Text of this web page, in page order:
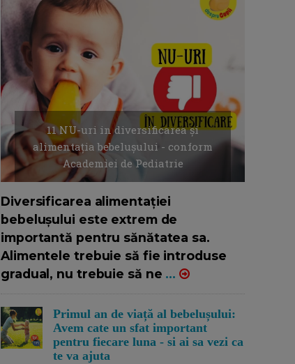
11 NU-uri in diversificarea și
alimentația bebelușului - conform
Academiei de Pediatrie
Diversificarea alimentației
bebelușului este extrem de
importantă pentru sănătatea sa.
Alimentele trebuie să fie introduse
gradual, nu trebuie să ne ...
Primul an de viață al bebelușului:
Avem cate un sfat important
pentru fiecare luna - si ai sa vezi ca
te va ajuta